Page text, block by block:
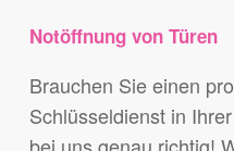
Notöffnung von Türen
Brauchen Sie einen
Schlüsseldienst in
bei uns genau richtig!